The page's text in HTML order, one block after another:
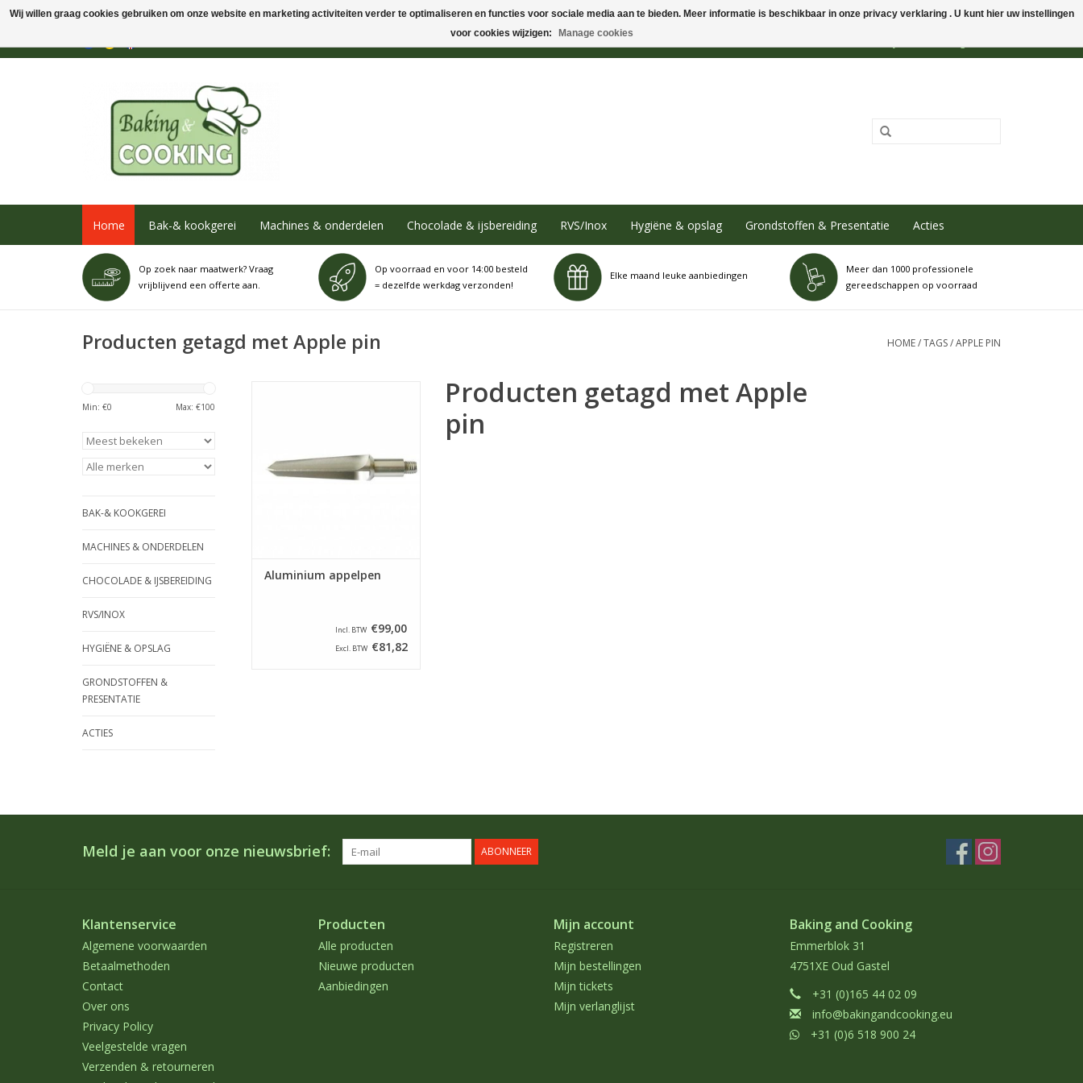
Home Bak-& kookgerei Machines & onderdelen Chocolade & ijsbereiding RVS/Inox Hygiëne & opslag Grondstoffen & Presentatie Acties
Op zoek naar maatwerk? Vraag
vrijblijvend een offerte aan.
Op voorraad en voor 14:00 besteld
= dezelfde werkdag verzonden!
Elke maand leuke aanbiedingen
Meer dan 1000 professionele
gereedschappen op voorraad
Producten getagd met Apple pin HOME/TAGS/APPLE PIN
Min: €0 Max: €100
BAK-& KOOKGEREI
MACHINES & ONDERDELEN
CHOCOLADE & IJSBEREIDING
RVS/INOX
HYGIËNE & OPSLAG
GRONDSTOFFEN &
PRESENTATIE
ACTIES
Aluminium appelpen
Incl. BTW €99,00
Excl. BTW €81,82
Producten getagd met Apple
pin
Meld je aan voor onze nieuwsbrief: ABONNEER
Klantenservice
Algemene voorwaarden
Betaalmethoden
Contact
Over ons
Privacy Policy
Veelgestelde vragen
Verzenden & retourneren
Producten
Alle producten
Nieuwe producten
Aanbiedingen
Mijn account
Registreren
Mijn bestellingen
Mijn tickets
Mijn verlanglijst
Baking and Cooking
Emmerblok 31
4751XE Oud Gastel
+31 (0)165 44 02 09
info@bakingandcooking.eu
+31 (0)6 518 900 24
Wij willen graag cookies gebruiken om onze website en marketing activiteiten verder te optimaliseren en functies voor sociale media aan te bieden. Meer informatie is beschikbaar in onze privacy verklaring . U kunt hier uw instellingen
voor cookies wijzigen:
Manage cookies